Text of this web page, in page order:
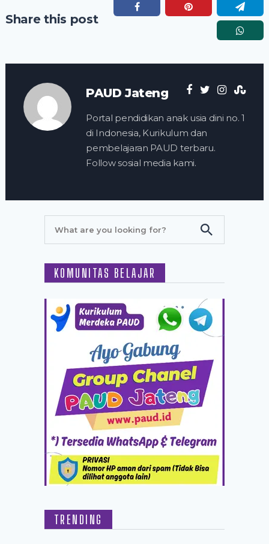
Share this post
PAUD Jateng
Portal pendidikan anak usia dini no. 1
di Indonesia, Kurikulum dan
pembelajaran PAUD terbaru.
Follow sosial media kami.
KOMUNITAS BELAJAR
TRENDING